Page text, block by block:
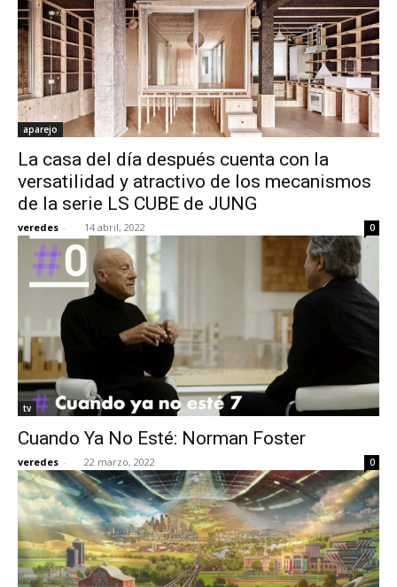
aparejo
La casa del día después cuenta con la
versatilidad y atractivo de los mecanismos
de la serie LS CUBE de JUNG
veredes - 14 abril, 2022 0
tv
Cuando Ya No Esté: Norman Foster
veredes - 22 marzo, 2022 0